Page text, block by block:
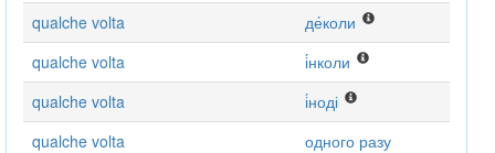
qualche volta
де́коли
qualche volta
і́нколи
qualche volta
і́ноді
qualche volta
одного разу